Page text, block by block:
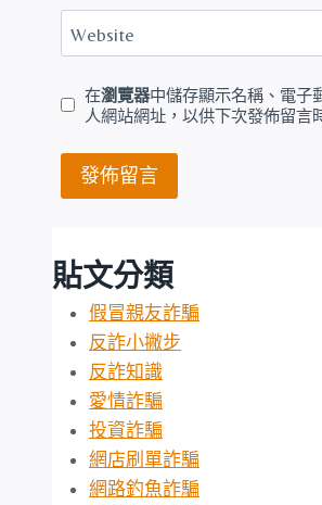
Website
在瀏覽器中儲存顯示名稱、電子
人網站網址，以供下次發佈留言
貼文分類
假冒親友詐騙
反詐小撇步
反詐知識
愛情詐騙
投資詐騙
網店刷單詐騙
網路釣魚詐騙